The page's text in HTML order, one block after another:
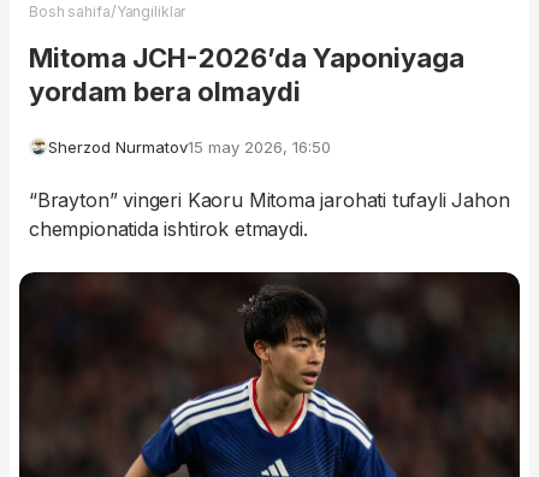
Bosh sahifa/Yangiliklar
Mitoma JCH-2026’da Yaponiyaga
yordam bera olmaydi
Sherzod Nurmatov15 may 2026, 16:50
“Brayton” vingeri Kaoru Mitoma jarohati tufayli Jahon
chempionatida ishtirok etmaydi.